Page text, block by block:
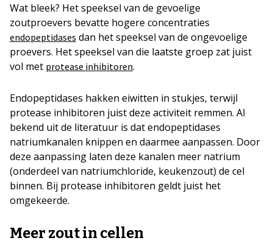
Wat bleek? Het speeksel van de gevoelige
zoutproevers bevatte hogere concentraties
endopeptidases dan het speeksel van de ongevoelige
proevers. Het speeksel van die laatste groep zat juist
vol met protease inhibitoren.
Endopeptidases hakken eiwitten in stukjes, terwijl
protease inhibitoren juist deze activiteit remmen. Al
bekend uit de literatuur is dat endopeptidases
natriumkanalen knippen en daarmee aanpassen. Door
deze aanpassing laten deze kanalen meer natrium
(onderdeel van natriumchloride, keukenzout) de cel
binnen. Bij protease inhibitoren geldt juist het
omgekeerde.
Meer zout in cellen